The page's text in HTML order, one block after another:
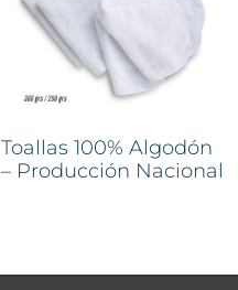
Toallas 100% Algodón
– Producción Nacional